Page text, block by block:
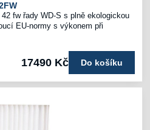
fw řady WD-S s plně ekologickou
EU-normy s výkonem při
17490 Kč Do košíku